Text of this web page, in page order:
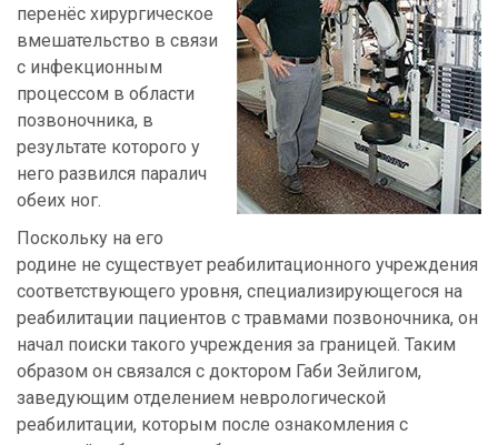
перенёс хирургическое
вмешательство в связи
с инфекционным
процессом в области
позвоночника, в
результате которого у
него развился паралич
обеих ног.
Поскольку на его
родине не существует реабилитационного учреждения
соответствующего уровня, специализирующегося на
реабилитации пациентов с травмами позвоночника, он
начал поиски такого учреждения за границей. Таким
образом он связался с доктором Габи Зейлигом,
заведующим отделением неврологической
реабилитации, которым после ознакомления с